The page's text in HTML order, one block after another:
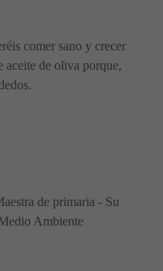
comer sano y crecer
aceite de oliva porque,
de primaria - Su
Ambiente